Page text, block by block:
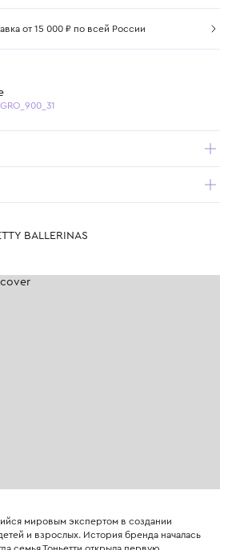
от 15 000 ₽ по всей России
мировым экспертом в создании
и взрослых. История бренда началась